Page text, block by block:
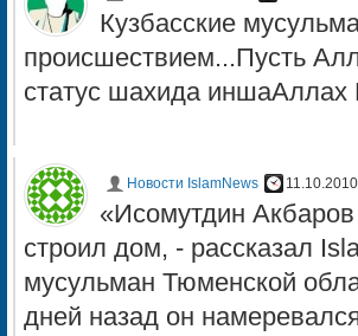
Кузбасские
происшествием...Пусть
статус шахида иншаАллах
Новости IslamNews
«Исомутдин
строил дом, - рассказал
мусульман Тюменской
дней назад он